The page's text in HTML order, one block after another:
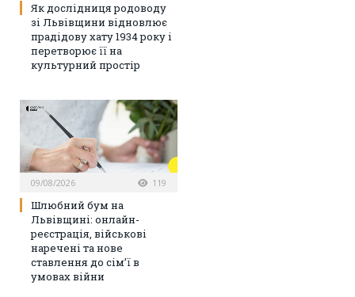
Як дослідниця родоводу
зі Львівщини відновлює
прадідову хату 1934 року і
перетворює її на
культурний простір
09/08/2026 119
Шлюбний бум на
Львівщині: онлайн-
реєстрація, військові
наречені та нове
ставлення до сім’ї в
умовах війни